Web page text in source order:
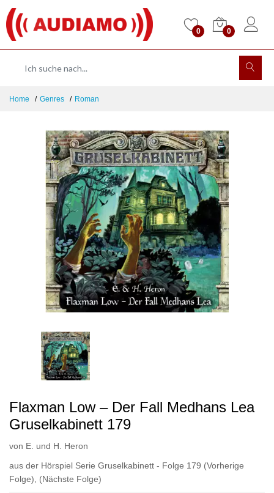
0 0
Home Genres Roman
Flaxman Low – Der Fall Medhans Lea
Gruselkabinett 179
von E. und H. Heron
aus der Hörspiel Serie Gruselkabinett - Folge 179 (Vorherige
Folge)
(Nächste Folge)